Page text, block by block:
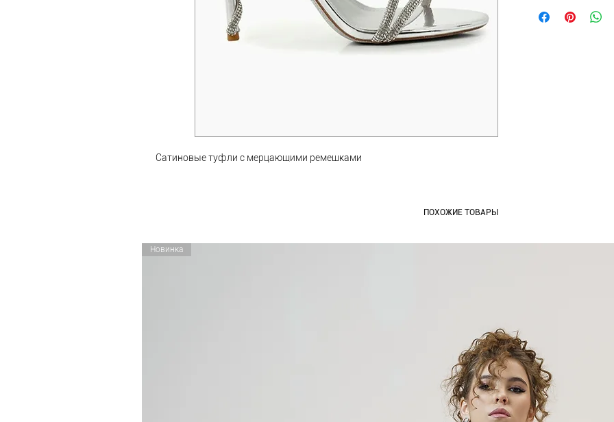
Сатиновые туфли с мерцающими ремешками
Материал внутри:
ПОХОЖИЕ ТОВАРЫ
Новинка